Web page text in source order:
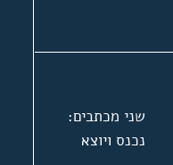
שני מכתבים:
נכנס ויוצא